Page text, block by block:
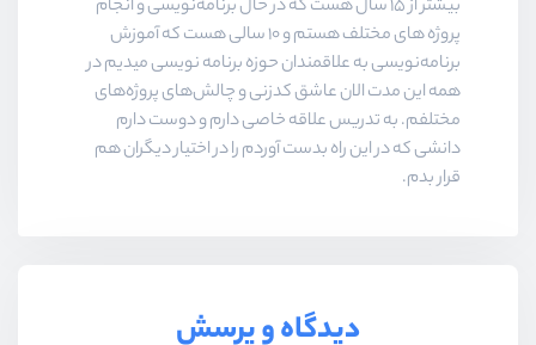
بیشتر از ۱۵ سال هست که در حال برنامه‌نویسی و انجام
پروژه های مختلف هستم و ۱۰ سالی هست که آموزش
برنامه‌نویسی به علاقمندان حوزه برنامه نویسی میدیم در
همه این مدت الان عاشق کدزنی و چالش‌های پروژه‌های
مختلفم. به تدریس علاقه خاصی دارم و دوست دارم
دانشی که در این راه بدست آوردم را در اختیار دیگران هم
قرار بدم.
دیدگاه و پرسش